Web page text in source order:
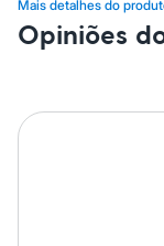
Calcinhas
Cintas e
Meias
Moda praia
Biquínis
estilo.
A gente se encontra na
Altura: 173cm /
Mais detalhes do
Opiniões